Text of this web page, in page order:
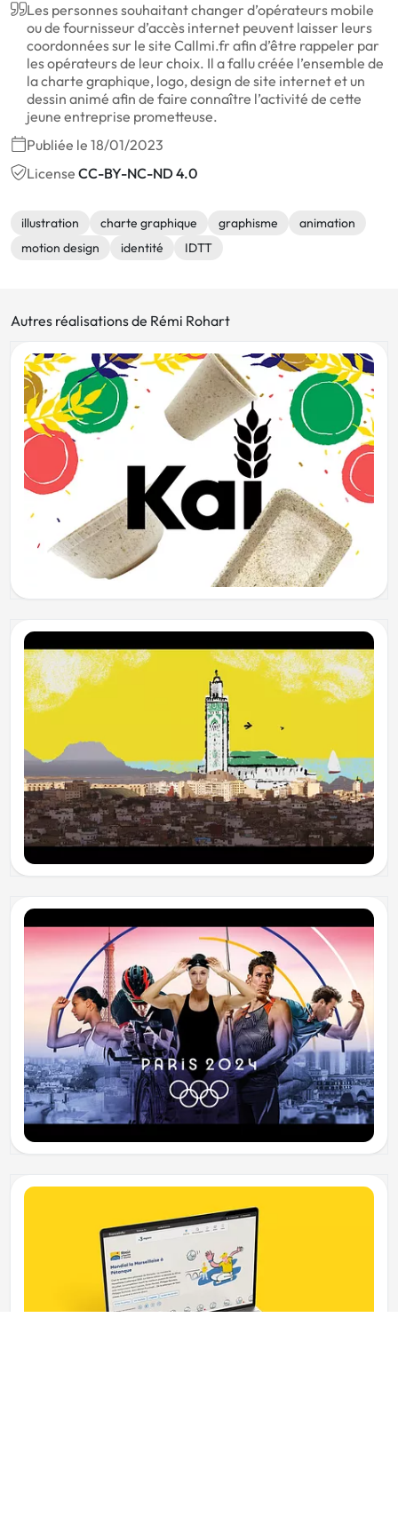
Les personnes souhaitant changer d’opérateurs mobile
ou de fournisseur d’accès internet peuvent laisser leurs
coordonnées sur le site Callmi.fr afin d’être rappeler par
les opérateurs de leur choix. Il a fallu créée l’ensemble de
la charte graphique, logo, design de site internet et un
dessin animé afin de faire connaître l’activité de cette
jeune entreprise prometteuse.
Publiée le 18/01/2023
License CC-BY-NC-ND 4.0
illustration charte graphique graphisme
animation
motion design
identité IDTT
Autres réalisations de Rémi Rohart